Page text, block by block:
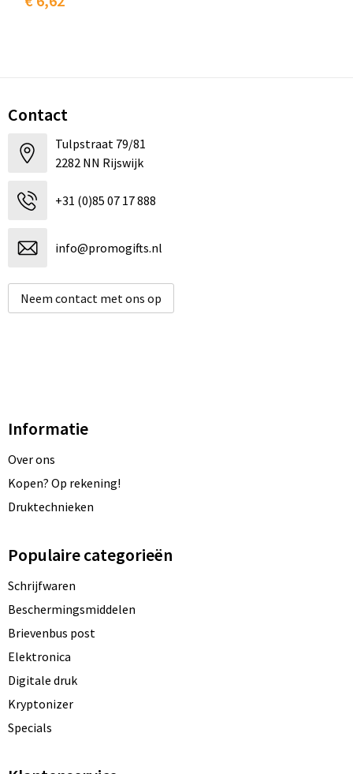
Contact
Tulpstraat 79/81
2282 NN Rijswijk
+31 (0)85 07 17 888
info@promogifts.nl
Neem contact met ons op
Informatie
Over ons
Kopen? Op rekening!
Druktechnieken
Populaire categorieën
Schrijfwaren
Beschermingsmiddelen
Brievenbus post
Elektronica
Digitale druk
Kryptonizer
Specials